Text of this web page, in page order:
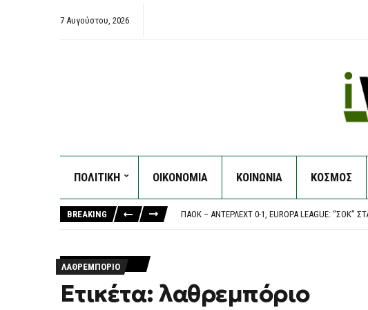
7 Αυγούστου, 2026
ΠΟΛΙΤΙΚΗ ΟΙΚΟΝΟΜΙΑ ΚΟΙΝΩΝΙΑ ΚΟΣΜΟΣ
BREAKING
“Ο ΑΠΑΡΆΔΕΚΤΟΣ”: ΔΙΕΡΓΑΣΊΕΣ ΣΤΗΝ ΔΕΞΙΆ
ΠΑΟΚ – ΆΝΤΕΡΛΕΧΤ 0-1, EUROPA LEAGUE: “ΣΟΚ”
ΛΑΘΡΕΜΠΌΡΙΟ
Ετικέτα: λαθρεμπόριο